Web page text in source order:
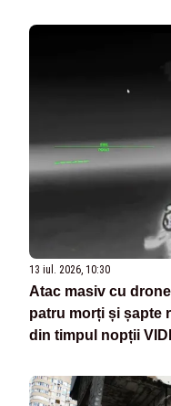
13 iul. 2026, 10:30
Atac masiv cu
patru morți și șapte
din timpul nopții